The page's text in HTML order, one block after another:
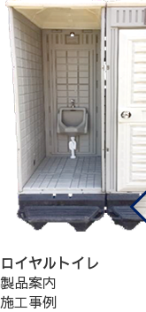
ロイヤルトイレ
製品案内
施工事例